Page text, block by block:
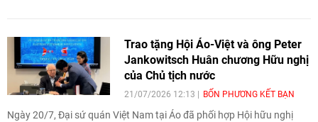
hợp tác trong thời gian tới. Trao tặng Hội Áo-Việt và ông Peter
Jankowitsch Huân chương Hữu nghị
của Chủ tịch nước
21/07/2026 12:13 BỐN PHƯƠNG KẾT BẠN
Ngày 20/7, Đại sứ quán Việt Nam tại Áo đã phối hợp Hội hữu nghị